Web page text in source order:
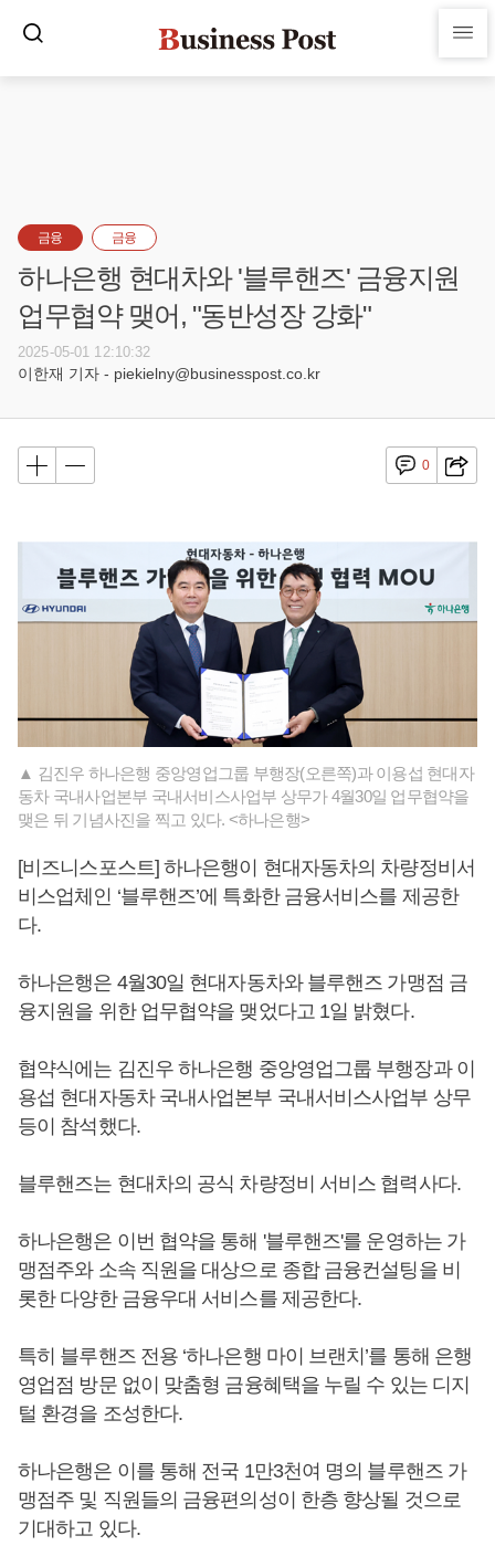
금융 금융
하나은행 현대차와 '블루핸즈' 금융지원
업무협약 맺어, "동반성장 강화"
2025-05-01 12:10:32
이한재 기자 - piekielny@businesspost.co.kr
0
▲ 김진우 하나은행 중앙영업그룹 부행장(오른쪽)과 이용섭 현대자
동차 국내사업본부 국내서비스사업부 상무가 4월30일 업무협약을
맺은 뒤 기념사진을 찍고 있다. <하나은행>
[비즈니스포스트] 하나은행이 현대자동차의 차량정비서
비스업체인 ‘블루핸즈’에 특화한 금융서비스를 제공한
다.
하나은행은 4월30일 현대자동차와 블루핸즈 가맹점 금
융지원을 위한 업무협약을 맺었다고 1일 밝혔다.
협약식에는 김진우 하나은행 중앙영업그룹 부행장과 이
용섭 현대자동차 국내사업본부 국내서비스사업부 상무
등이 참석했다.
블루핸즈는 현대차의 공식 차량정비 서비스 협력사다.
하나은행은 이번 협약을 통해 '블루핸즈'를 운영하는 가
맹점주와 소속 직원을 대상으로 종합 금융컨설팅을 비
롯한 다양한 금융우대 서비스를 제공한다.
특히 블루핸즈 전용 ‘하나은행 마이 브랜치’를 통해 은행
영업점 방문 없이 맞춤형 금융혜택을 누릴 수 있는 디지
털 환경을 조성한다.
하나은행은 이를 통해 전국 1만3천여 명의 블루핸즈 가
맹점주 및 직원들의 금융편의성이 한층 향상될 것으로
기대하고 있다.